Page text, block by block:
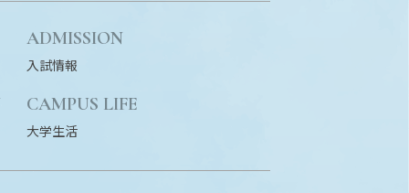
ADMISSION
入試情報
CAMPUS LIFE
大学生活